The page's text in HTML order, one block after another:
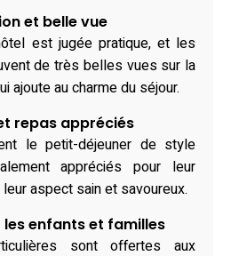
et belle vue
est jugée pratique, et les
de très belles vues sur la
ajoute au charme du séjour.
repas appréciés
le petit-déjeuner de style
appréciés pour leur
aspect sain et savoureux.
enfants et familles
sont offertes aux